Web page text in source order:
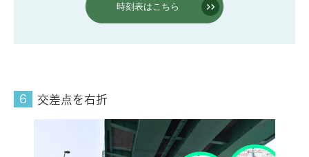
時刻表はこちら
交差点を右折